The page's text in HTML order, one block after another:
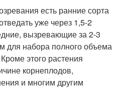
есть ранние сорта
уже через 1,5-2
вызревающие за 2-3
для набора полного объема
этого растения
корнеплодов,
и многим другим